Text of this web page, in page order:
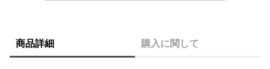
商品詳細 購入に関して